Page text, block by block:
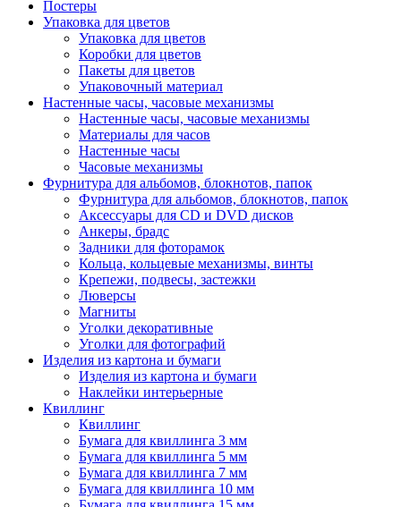
Постеры
Упаковка для цветов
Упаковка для цветов
Коробки для цветов
Пакеты для цветов
Упаковочный материал
Настенные часы, часовые механизмы
Настенные часы, часовые механизмы
Материалы для часов
Настенные часы
Часовые механизмы
Фурнитура для альбомов, блокнотов, папок
Фурнитура для альбомов, блокнотов, папок
Аксессуары для CD и DVD дисков
Анкеры, брадс
Задники для фоторамок
Кольца, кольцевые механизмы, винты
Крепежи, подвесы, застежки
Люверсы
Магниты
Уголки декоративные
Уголки для фотографий
Изделия из картона и бумаги
Изделия из картона и бумаги
Наклейки интерьерные
Квиллинг
Квиллинг
Бумага для квиллинга 3 мм
Бумага для квиллинга 5 мм
Бумага для квиллинга 7 мм
Бумага для квиллинга 10 мм